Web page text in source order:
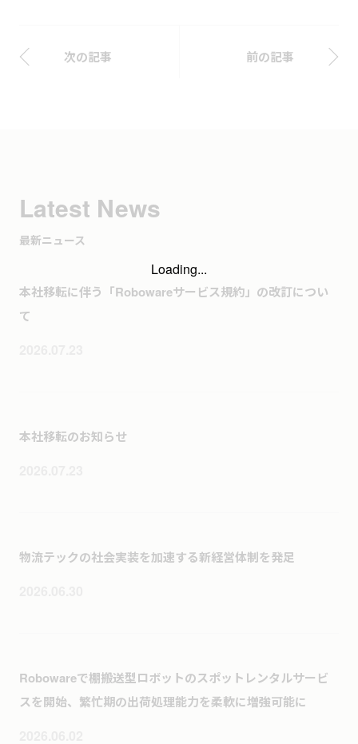
Loading...
次の記事 前の記事
Latest News
最新ニュース
本社移転に伴う「Robowareサービス規約」の改訂につい
て
本社移転のお知らせ
物流テックの社会実装を加速する新経営体制を発足
Robowareで棚搬送型ロボットのスポットレンタルサービ
スを開始、繁忙期の出荷処理能力を柔軟に増強可能に